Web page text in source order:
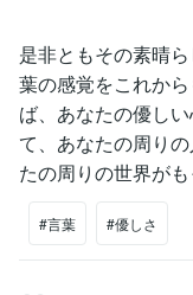
是非ともその素晴
葉の感覚をこれか
ば、あなたの優し
て、あなたの周り
たの周りの世界がも
#言葉 #優しさ